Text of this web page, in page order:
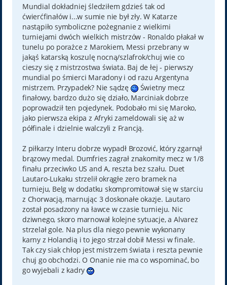
t
Mundial dokładniej śledziłem gdzieś tak od
ćwierćfinałów i...w sumie nie był zły. W Katarze
nastąpiło symboliczne pożegnanie z wielkimi
turniejami dwóch wielkich mistrzów - Ronaldo płakał w
tunelu po porażce z Marokiem, Messi przebrany w
jakąś katarską koszulę nocną/szlafrok/chuj wie co
cieszy się z mistrzostwa świata. Baj de łej - pierwszy
mundial po śmierci Maradony i od razu Argentyna
mistrzem. Przypadek? Nie sądzę
Świetny mecz
finałowy, bardzo dużo się działo, Marciniak dobrze
poprowadził ten pojedynek. Podobało mi się Maroko,
jako pierwsza ekipa z Afryki zameldowali się aż w
półfinale i dzielnie walczyli z Francją.
Z piłkarzy Interu dobrze wypadł Brozović, który zgarnął
brązowy medal. Dumfries zagrał znakomity mecz w 1/8
finału przeciwko US and A, reszta bez szału. Duet
Lautaro-Lukaku strzelił okrągłe zero bramek na
turnieju, Belg w dodatku skompromitował się w starciu
z Chorwacją, marnując 3 doskonałe okazje. Lautaro
został posadzony na ławce w czasie turnieju. Nic
dziwnego, skoro marnował kolejne sytuacje, a Alvarez
strzelał gole. Na plus dla niego pewnie wykonany
karny z Holandią i to jego strzał dobił Messi w finale.
Tak czy siak chłop jest mistrzem świata i reszta pewnie
chuj go obchodzi. O Onanie nie ma co wspominać, bo
go wyjebali z kadry